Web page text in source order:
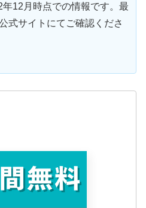
12月時点での情報です。最
式サイトにてご確認くださ